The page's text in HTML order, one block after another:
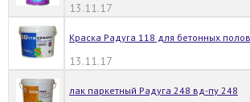
13.11.17
Краска Радуга 118 для бетонных
13.11.17
лак паркетный Радуга 248 вд-пу 248